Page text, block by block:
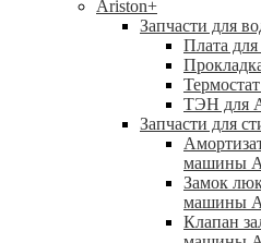
Ariston+
Запчасти для
Плата
ТЭН для
Запчасти для
машины
Замок
машины
Клапан